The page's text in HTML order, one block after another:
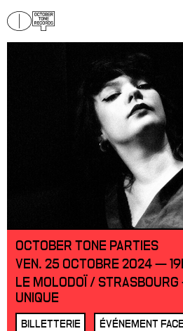
OCTOBER TONE PARTIES
VEN. 25 OCTOBRE 2024 —
LE MOLODOÏ /
UNIQUE
BILLETTERIE ÉVÉNEMENT